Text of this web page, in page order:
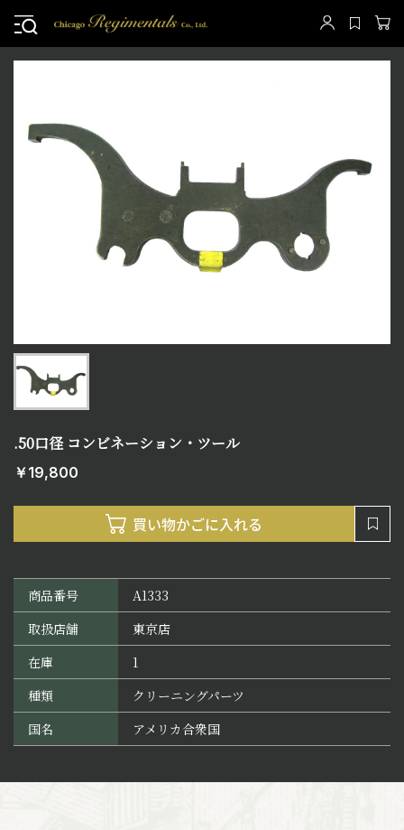
.50口径 コンビネーション・ツール
￥19,800
商品番号
A1333
取扱店舗
東京店
在庫
1
種類
クリーニングパーツ
国名
アメリカ合衆国